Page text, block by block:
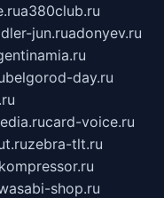
a380club.ru
jun.ruadonyev.ru
belgorod-day.ru
card-voice.ru
zebra-tlt.ru
shop.ru